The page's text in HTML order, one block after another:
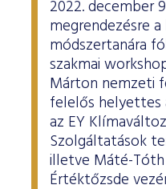
2022. december
megrendezésre a
módszertanára
szakmai
Márton nemzeti
felelős helyettes
az EY
Szolgáltatások
illetve Máté-
Értéktőzsde